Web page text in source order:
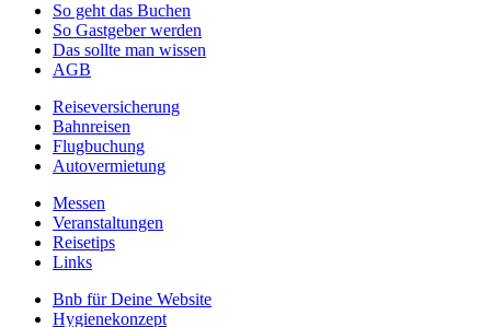
So geht das Buchen
So Gastgeber werden
Das sollte man wissen
AGB
Reiseversicherung
Bahnreisen
Flugbuchung
Autovermietung
Messen
Veranstaltungen
Reisetips
Links
Bnb für Deine Website
Hygienekonzept